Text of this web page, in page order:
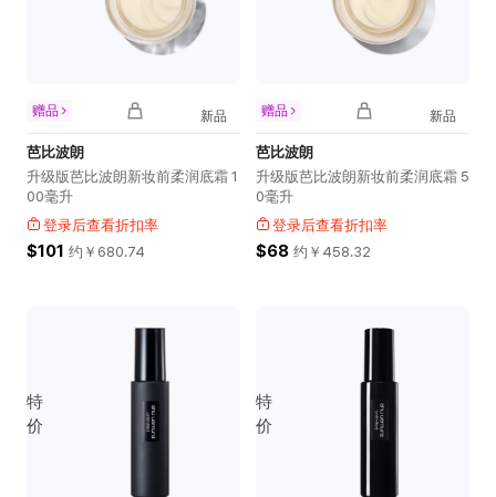
芭比波朗
升级版芭比波朗新妆前柔润底霜 1
00毫升
登录后查看折扣率
$101 约￥ 680.74
赠品 新品
芭比波朗
升级版芭比波朗新妆前柔润底霜 5
0毫升
登录后查看折扣率
$68 约￥ 458.32
赠品 新品
特
价
特
价